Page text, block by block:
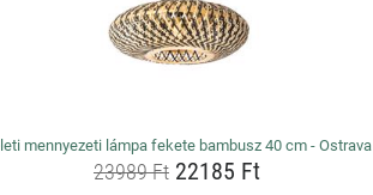
mennyezeti lámpa fekete bambusz 40 cm - Ostrava
23989 Ft22185 Ft